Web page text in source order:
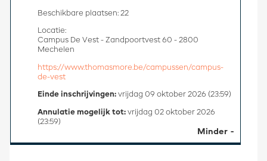
Minder
Beschikbare plaatsen: 22
Locatie:
Campus De Vest - Zandpoortvest 60 - 2800
Mechelen
https://www.thomasmore.be/campussen/campus-
de-vest
Einde inschrijvingen: vrijdag 09 oktober 2026 (23:59)
Annulatie mogelijk tot: vrijdag 02 oktober 2026
(23:59)